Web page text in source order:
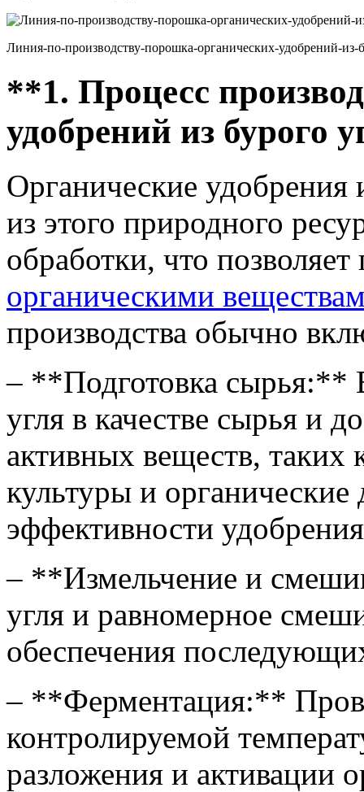
Линия-по-производству-порошка-органических-удобрений-из-
**1. Процесс
удобрений из бурого
Органические удобрения
из этого природного
обработки, что
органическими
производства обычно
– **Подготовка сырья:**
угля в качестве сырья и
активных веществ, таких
культуры и
эффективности
– **Измельчение и
угля и равномерное
обеспечения
– **Ферментация:**
контролируемой
разложения и активации